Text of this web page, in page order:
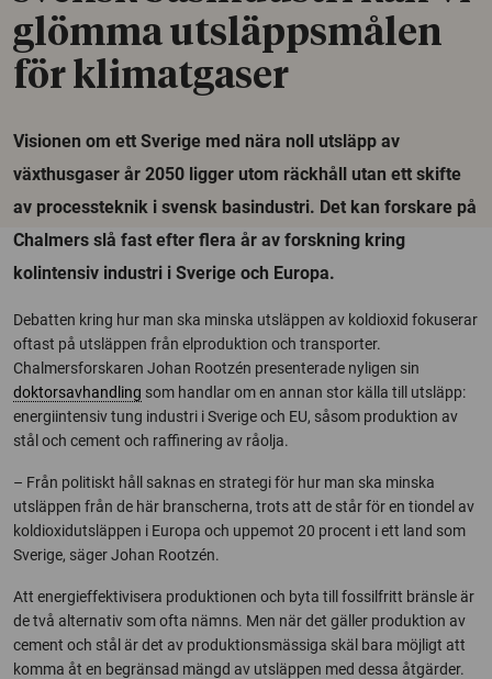
glömma utsläppsmålen
för klimatgaser
Visionen om ett Sverige med nära noll utsläpp av
växthusgaser år 2050 ligger utom räckhåll utan ett skifte
av processteknik i svensk basindustri. Det kan forskare på
Chalmers slå fast efter flera år av forskning kring
kolintensiv industri i Sverige och Europa.
Debatten kring hur man ska minska utsläppen av koldioxid fokuserar
oftast på utsläppen från elproduktion och transporter.
Chalmersforskaren Johan Rootzén presenterade nyligen sin
doktorsavhandling som handlar om en annan stor källa till utsläpp:
energiintensiv tung industri i Sverige och EU, såsom produktion av
stål och cement och raffinering av råolja.
– Från politiskt håll saknas en strategi för hur man ska minska
utsläppen från de här branscherna, trots att de står för en tiondel av
koldioxidutsläppen i Europa och uppemot 20 procent i ett land som
Sverige, säger Johan Rootzén.
Att energieffektivisera produktionen och byta till fossilfritt bränsle är
de två alternativ som ofta nämns. Men när det gäller produktion av
cement och stål är det av produktionsmässiga skäl bara möjligt att
komma åt en begränsad mängd av utsläppen med dessa åtgärder.